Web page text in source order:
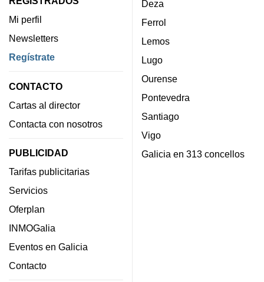
Mi perfil
Newsletters
Regístrate
CONTACTO
Cartas al director
Contacta con nosotros
PUBLICIDAD
Tarifas publicitarias
Servicios
Oferplan
INMOGalia
Eventos en Galicia
Contacto
Deza
Ferrol
Lemos
Lugo
Ourense
Pontevedra
Santiago
Vigo
Galicia en 313 concellos